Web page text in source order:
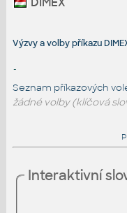
Výzvy a volby příkazu
-
Seznam příkazových
žádné volby (klíčová
Interaktivní